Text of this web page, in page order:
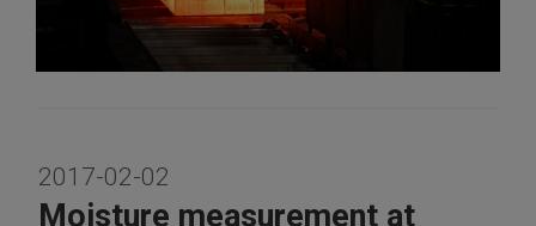
2017-02-02
Moisture measurement at